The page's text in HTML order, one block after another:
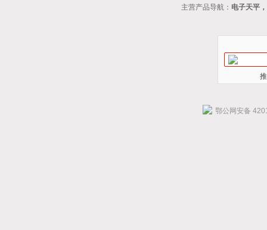
主营产品导航： 电子天平
鄂公网安备